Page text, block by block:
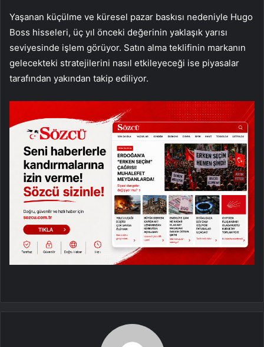
Yaşanan küçülme ve küresel pazar baskısı nedeniyle Hugo
Boss hisseleri, üç yıl önceki değerinin yaklaşık yarısı
seviyesinde işlem görüyor. Satın alma teklifinin markanın
gelecekteki stratejilerini nasıl etkileyeceği ise piyasalar
tarafından yakından takip ediliyor.